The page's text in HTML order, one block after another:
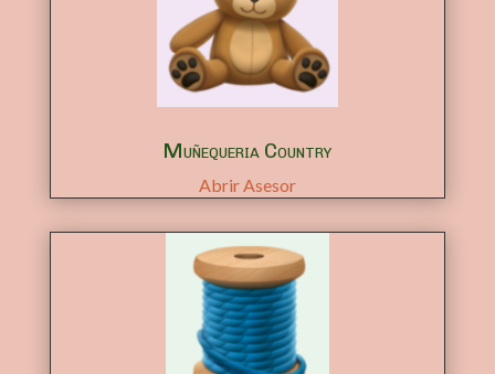
Muñequeria Country
Abrir Asesor